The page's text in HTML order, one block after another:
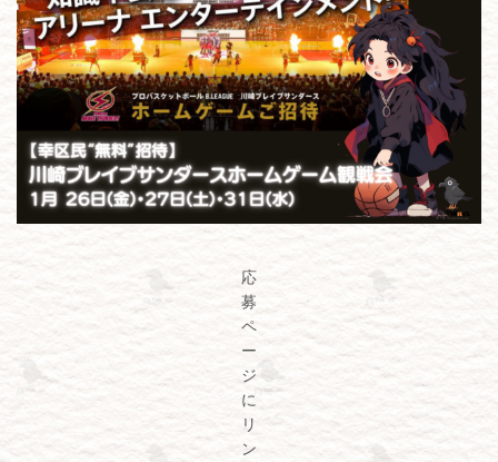
応
募
ペ
ー
ジ
に
リ
ン